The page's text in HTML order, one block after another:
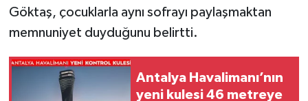
Göktaş, çocuklarla aynı sofrayı paylaşmaktan
memnuniyet duyduğunu belirtti.
Antalya Havalimanı’nın
yeni kulesi 46 metreye